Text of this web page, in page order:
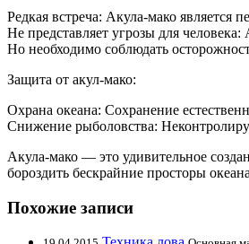
Редкая встреча: Акула-мако
Не представляет угрозы для
Но необходимо соблюдать
Защита от акул-мако:
Охрана океана: Сохранение
Снижение рыболовства:
Акула-мако — это удивительное
бороздить бескрайние просторы
Похожие записи